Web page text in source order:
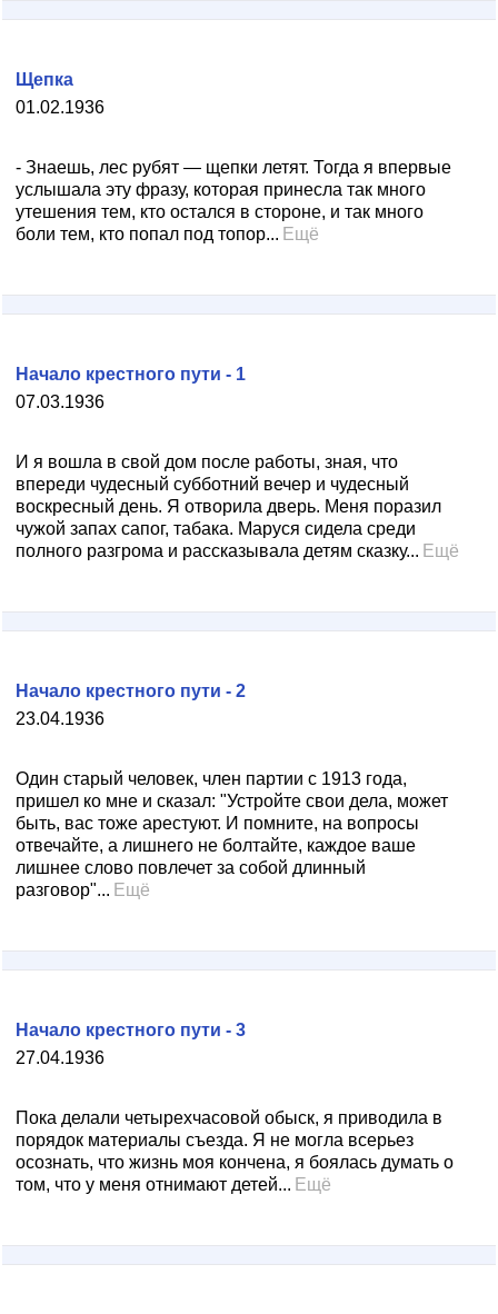
01.02.1936
Щепка
- Знаешь, лес рубят — щепки летят. Тогда я впервые
услышала эту фразу, которая принесла так много
утешения тем, кто остался в стороне, и так много
боли тем, кто попал под топор... Ещё
07.03.1936
Начало крестного пути - 1
И я вошла в свой дом после работы, зная, что
впереди чудесный субботний вечер и чудесный
воскресный день. Я отворила дверь. Меня поразил
чужой запах сапог, табака. Маруся сидела среди
полного разгрома и рассказывала детям сказку... Ещё
23.04.1936
Начало крестного пути - 2
Один старый человек, член партии с 1913 года,
пришел ко мне и сказал: "Устройте свои дела, может
быть, вас тоже арестуют. И помните, на вопросы
отвечайте, а лишнего не болтайте, каждое ваше
лишнее слово повлечет за собой длинный
разговор"... Ещё
27.04.1936
Начало крестного пути - 3
Пока делали четырехчасовой обыск, я приводила в
порядок материалы съезда. Я не могла всерьез
осознать, что жизнь моя кончена, я боялась думать о
том, что у меня отнимают детей... Ещё